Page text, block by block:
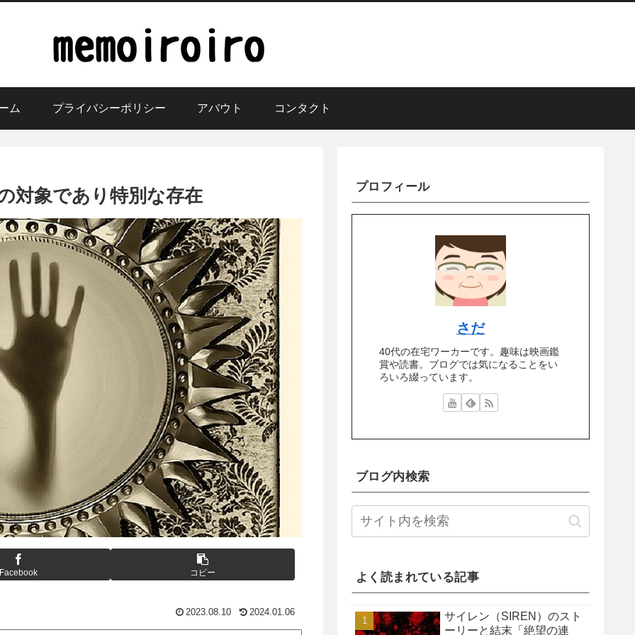
ム プライバシーポリシー アバウト コンタクト
対象であり特別な存在
Facebook コピー
2023.08.10 2024.01.06
プロフィール
さだ
40代の在宅ワーカーです。趣味は映画鑑
賞や読書。ブログでは気になることをい
ろいろ綴っています。
ブログ内検索
よく読まれている記事
サイレン（SIREN）のスト
ーリーと結末「絶望の連